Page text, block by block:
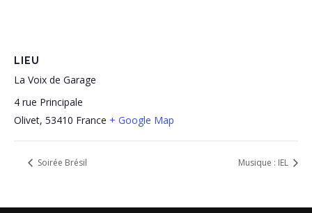
LIEU
La Voix de Garage
4 rue Principale
Olivet, 53410 France + Google Map
Soirée Brésil Musique : IEL